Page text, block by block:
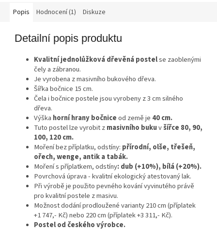
Popis Hodnocení (1) Diskuze
Detailní popis produktu
Kvalitní jednolůžková dřevěná postelse zaoblenými
čely a zábranou.
Je vyrobena z masivního bukového dřeva.
Šířka bočnice 15 cm.
Čela i bočnice postele jsou vyrobeny z 3 cm silného
dřeva.
Výška horní hrany bočniceod země je 40 cm.
Tuto postel lze vyrobit zmasivního bukuvšířce 80, 90,
100, 120 cm.
Moření bez příplatku, odstíny: přírodní, olše, třešeň,
ořech, wenge, antik a tabák.
Moření s příplatkem, odstíny: dub (+10%), bílá (+20%).
Povrchová úprava - kvalitní ekologický atestovaný lak.
Při výrobě je použito pevného kování vyvinutého právě
pro kvalitní postele z masivu.
Možnost dodání prodloužené varianty 210 cm (příplatek
+1 747,- Kč) nebo 220 cm (příplatek +3 311,- Kč).
Postel od českého výrobce.